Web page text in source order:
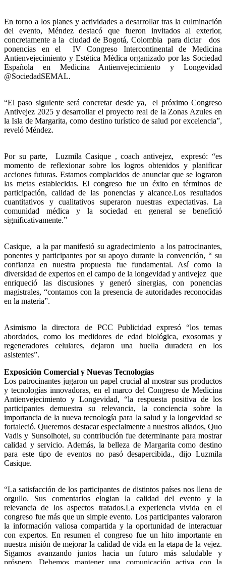
En torno a los planes y actividades a desarrollar tras la culminación
del evento, Méndez destacó que fueron invitados al exterior,
concretamente a la ciudad de Bogotá, Colombia para dictar dos
ponencias en el IV Congreso Intercontinental de Medicina
Antienvejecimiento y Estética Médica organizado por las Sociedad
Española en Medicina Antienvejecimiento y Longevidad
@SociedadSEMAL.
“El paso siguiente será concretar desde ya, el próximo Congreso
Antivejez 2025 y desarrollar el proyecto real de la Zonas Azules en
la Isla de Margarita, como destino turístico de salud por excelencia”,
reveló Méndez.
Por su parte, Luzmila Casique , coach antivejez, expresó: “es
momento de reflexionar sobre los logros obtenidos y planificar
acciones futuras. Estamos complacidos de anunciar que se lograron
las metas establecidas. El congreso fue un éxito en términos de
participación, calidad de las ponencias y alcance.Los resultados
cuantitativos y cualitativos superaron nuestras expectativas. La
comunidad médica y la sociedad en general se benefició
significativamente.”
Casique, a la par manifestó su agradecimiento a los patrocinantes,
ponentes y participantes por su apoyo durante la convención, “ su
confianza en nuestra propuesta fue fundamental. Así como la
diversidad de expertos en el campo de la longevidad y antivejez que
enriqueció las discusiones y generó sinergias, con ponencias
magistrales, “contamos con la presencia de autoridades reconocidas
en la materia”.
Asimismo la directora de PCC Publicidad expresó “los temas
abordados, como los medidores de edad biológica, exosomas y
regeneradores celulares, dejaron una huella duradera en los
asistentes”.
Exposición Comercial y Nuevas Tecnologías
Los patrocinantes jugaron un papel crucial al mostrar sus productos
y tecnologías innovadoras, en el marco del Congreso de Medicina
Antienvejecimiento y Longevidad, “la respuesta positiva de los
participantes demuestra su relevancia, la conciencia sobre la
importancia de la nueva tecnología para la salud y la longevidad se
fortaleció. Queremos destacar especialmente a nuestros aliados, Quo
Vadis y Sunsolhotel, su contribución fue determinante para mostrar
calidad y servicio. Además, la belleza de Margarita como destino
para este tipo de eventos no pasó desapercibida., dijo Luzmila
Casique.
“La satisfacción de los participantes de distintos países nos llena de
orgullo. Sus comentarios elogian la calidad del evento y la
relevancia de los aspectos tratados.La experiencia vivida en el
congreso fue más que un simple evento. Los participantes valoraron
la información valiosa compartida y la oportunidad de interactuar
con expertos. En resumen el congreso fue un hito importante en
nuestra misión de mejorar la calidad de vida en la etapa de la vejez.
Sigamos avanzando juntos hacia un futuro más saludable y
próspero. Debemos mantener una comunicación activa con la